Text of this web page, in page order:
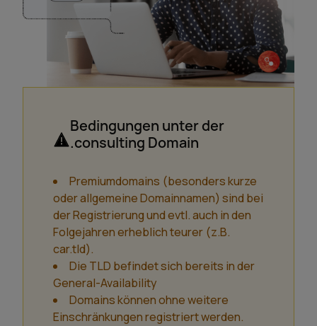
Bedingungen unter der
.consulting Domain
Premiumdomains (besonders kurze
oder allgemeine Domainnamen) sind bei
der Registrierung und evtl. auch in den
Folgejahren erheblich teurer (z.B.
car.tld).
Die TLD befindet sich bereits in der
General-Availability
Domains können ohne weitere
Einschränkungen registriert werden.